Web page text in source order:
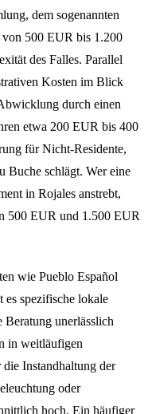
dem sogenannten
500 EUR bis 1.200
des Falles. Parallel
Kosten im Blick
durch einen
etwa 200 EUR bis 400
für Nicht-Residente,
schlägt. Wer eine
in Rojales anstrebt,
500 EUR und 1.500 EUR
wie Pueblo Español
es spezifische lokale
Beratung unerlässlich
in weitläufigen
Instandhaltung der
oder
hoch. Ein häufiger